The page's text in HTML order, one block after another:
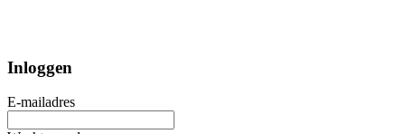
Inloggen
E-mailadres